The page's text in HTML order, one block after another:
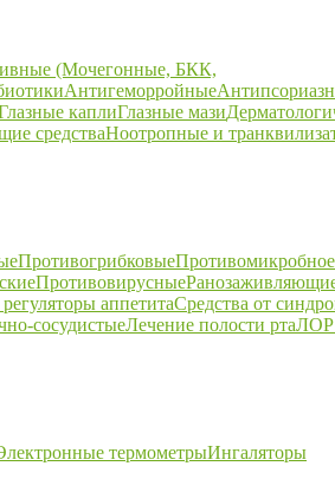
(Мочегонные, БКК,
Антигеморройные
каплиГлазные мази
средстваНоотропные и
ПротивогрибковыеПротивомикробное
Противовирусные
аппетитаСредства от
сосудистыеЛечение полости ртаЛОР
термометрыИнгаляторы